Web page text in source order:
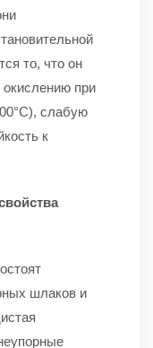
то, что он
окислению при
слабую
к
шлаков и